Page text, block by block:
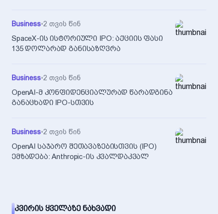
Business•2 თვის წინ
SpaceX-ის ისტორიული IPO: აქციის ფასი
135 დოლარად განისაზღვრა
Business•2 თვის წინ
OpenAI-მ კონფიდენციალურად წარადგინა
განაცხადი IPO-სთვის
Business•2 თვის წინ
OpenAI საჯარო შეთავაზებისთვის (IPO)
ემზადება: Anthropic-ის კვალდაკვალ
ᲙᲕᲘᲠᲘᲡ ᲧᲕᲔᲚᲐᲖᲔ ᲜᲐᲮᲕᲐᲓᲘ